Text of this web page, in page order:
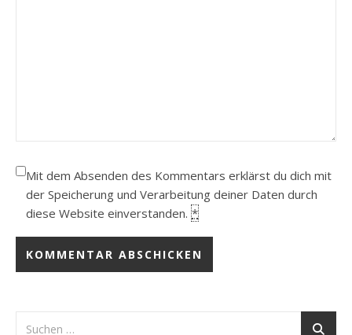
Mit dem Absenden des Kommentars erklärst du dich mit
der Speicherung und Verarbeitung deiner Daten durch
diese Website einverstanden. *